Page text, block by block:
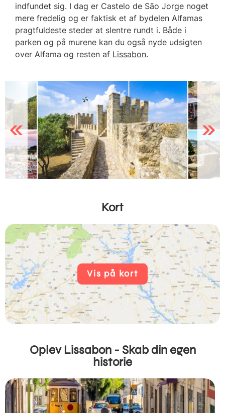
indfundet sig. I dag er Castelo de São Jorge noget
mere fredelig og er faktisk et af bydelen Alfamas
pragtfuldeste steder at slentre rundt i. Både i
parken og på murene kan du også nyde udsigten
over Alfama og resten af Lissabon.
Previous Next
Kort
Vis på kort
Oplev Lissabon - Skab din egen
historie